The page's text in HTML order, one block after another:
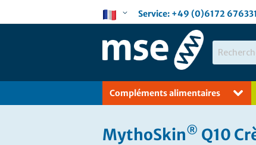
au
Langue Service: +49 (0)6172 676331
Chercher
Compléments alimentaires
MythoSkin® Q10